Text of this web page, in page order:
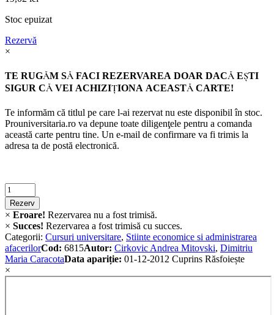
Stoc epuizat
Rezervă
×
TE RUGĂM SĂ FACI REZERVAREA DOAR DACĂ EŞTI
SIGUR CĂ VEI ACHIZIŢIONA ACEASTĂ CARTE!
Te informăm că titlul pe care l-ai rezervat nu este disponibil în stoc.
Prouniversitaria.ro va depune toate diligenţele pentru a comanda
această carte pentru tine. Un e-mail de confirmare va fi trimis la
adresa ta de postă electronică.
Criminalistica
quantity
Rezerv
× Eroare! Rezervarea nu a fost trimisă.
× Succes! Rezervarea a fost trimisă cu succes.
Categorii: Cursuri universitare, Stiinte economice si administrarea
afacerilorCod: 6815Autor: Cirkovic Andrea Mitovski, Dimitriu
Maria CaracotaData apariție: 01-12-2012 Cuprins Răsfoiește
×